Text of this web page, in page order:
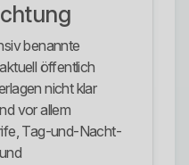
benannte
öffentlich
nicht klar
vor allem
Tag-und-Nacht-